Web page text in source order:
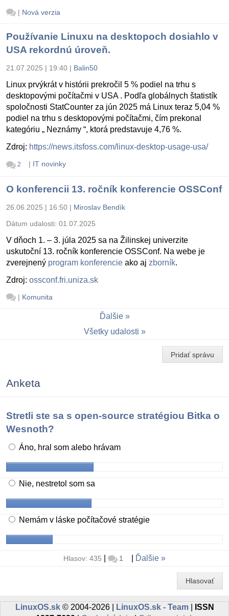
| Nová verzia
Používanie Linuxu na desktopoch dosiahlo v
USA rekordnú úroveň.
21.07.2025 | 19:40 | Balin50
Linux prvýkrát v histórii prekročil 5 % podiel na trhu s
desktopovými počítačmi v USA . Podľa globálnych štatistík
spoločnosti StatCounter za jún 2025 má Linux teraz 5,04 %
podiel na trhu s desktopovými počítačmi, čím prekonal
kategóriu „ Neznámy “, ktorá predstavuje 4,76 %.
Zdroj: https://news.itsfoss.com/linux-desktop-usage-usa/
2 | IT novinky
O konferencii 13. ročník konferencie OSSConf
26.06.2025 | 16:50 | Miroslav Bendík
Dátum udalosti: 01.07.2025
V dňoch 1. – 3. júla 2025 sa na Žilinskej univerzite
uskutoční 13. ročník konferencie OSSConf. Na webe je
zverejnený program konferencie ako aj zborník.
Zdroj: ossconf.fri.uniza.sk
| Komunita
Ďalšie
Všetky udalosti
Pridať správu
Anketa
Stretli ste sa s open-source stratégiou Bitka o
Wesnoth?
Áno, hral som alebo hrávam
Nie, nestretol som sa
Nemám v láske počítačové stratégie
Hlasov: 435 1 Ďalšie
Hlasovať
LinuxOS.sk© 2004-2026 | LinuxOS.sk - Team|
ISSN